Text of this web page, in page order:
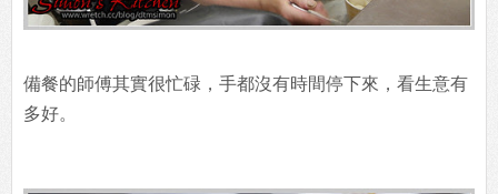
備餐的師傅其實很忙碌，手都沒有時間停下來，看生意有
多好。